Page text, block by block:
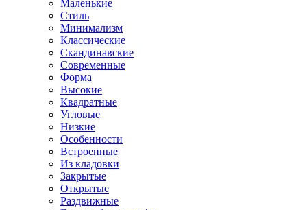
Маленькие
Стиль
Минимализм
Классические
Скандинавские
Современные
Форма
Высокие
Квадратные
Угловые
Низкие
Особенности
Встроенные
Из кладовки
Закрытые
Открытые
Раздвижные